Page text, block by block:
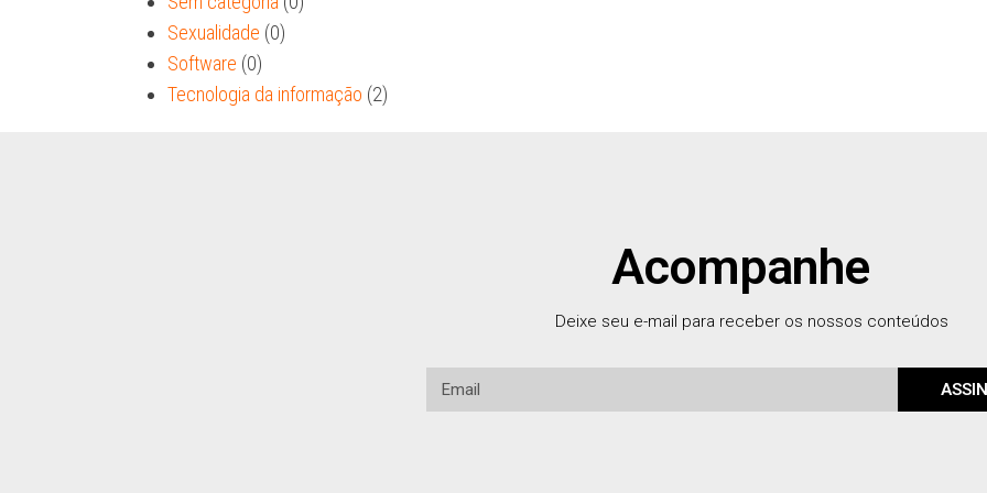
Sexualidade (0)
Software (0)
Tecnologia da informação (2)
Acompanhe
Deixe seu e-mail para receber os nossos conteúdos